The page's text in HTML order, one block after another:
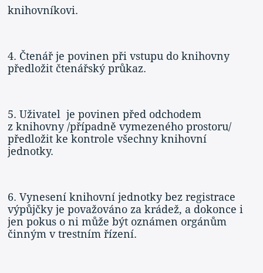
knihovníkovi.
4. Čtenář je povinen při vstupu do knihovny
předložit čtenářský průkaz.
5. Uživatel je povinen před odchodem
z knihovny /případně vymezeného prostoru/
předložit ke kontrole všechny knihovní
jednotky.
6. Vynesení knihovní jednotky bez registrace
výpůjčky je považováno za krádež, a dokonce i
jen pokus o ni může být oznámen orgánům
činným v trestním řízení.